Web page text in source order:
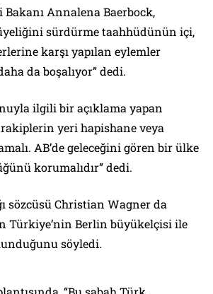
Bakanı Annalena Baerbock,
sürdürme taahhüdünün içi,
karşı yapılan eylemler
da boşalıyor” dedi.
ilgili bir açıklama yapan
rakiplerin yeri hapishane veya
AB’de geleceğini gören bir ülke
korumalıdır” dedi.
sözcüsü Christian Wagner da
Türkiye’nin Berlin büyükelçisi ile
söyledi.